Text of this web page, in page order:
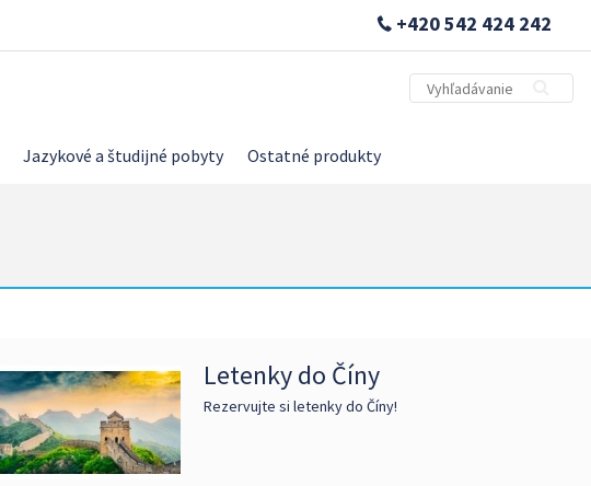
+420 542 424 242
Jazykové a študijné pobyty Ostatné produkty
Letenky do Číny
Rezervujte si letenky do Číny!